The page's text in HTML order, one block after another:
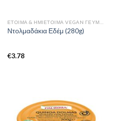
Ντολμαδάκια Εδέμ (280g)
€3.78